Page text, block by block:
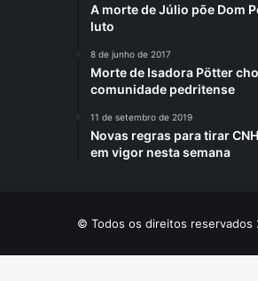
A morte de Júlio põe Dom
luto
8 de junho de 2017
Morte de Isadora Pötter
comunidade pedritense
11 de setembro de 2019
Novas regras para tirar
em vigor nesta semana
© Todos os direitos